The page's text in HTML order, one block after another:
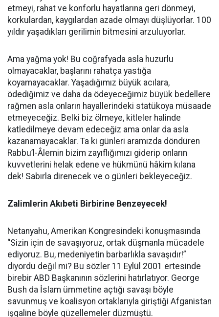
etmeyi, rahat ve konforlu hayatlarına geri dönmeyi,
korkulardan, kaygılardan azade olmayı düşlüyorlar. 100
yıldır yaşadıkları gerilimin bitmesini arzuluyorlar.
Ama yağma yok! Bu coğrafyada asla huzurlu
olmayacaklar, başlarını rahatça yastığa
koyamayacaklar. Yaşadığımız büyük acılara,
ödediğimiz ve daha da ödeyeceğimiz büyük bedellere
rağmen asla onların hayallerindeki statükoya müsaade
etmeyeceğiz. Belki biz ölmeye, kitleler halinde
katledilmeye devam edeceğiz ama onlar da asla
kazanamayacaklar. Ta ki günleri aramızda döndüren
Rabbu’l-Âlemin bizim zayıflığımızı giderip onların
kuvvetlerini helak edene ve hükmünü hâkim kılana
dek! Sabırla direnecek ve o günleri bekleyeceğiz.
Zalimlerin Akıbeti Birbirine Benzeyecek!
Netanyahu, Amerikan Kongresindeki konuşmasında
“Sizin için de savaşıyoruz, ortak düşmanla mücadele
ediyoruz. Bu, medeniyetin barbarlıkla savaşıdır!”
diyordu değil mi? Bu sözler 11 Eylül 2001 ertesinde
birebir ABD Başkanının sözlerini hatırlatıyor. George
Bush da İslam ümmetine açtığı savaşı böyle
savunmuş ve koalisyon ortaklarıyla giriştiği Afganistan
işgaline böyle güzellemeler düzmüştü.